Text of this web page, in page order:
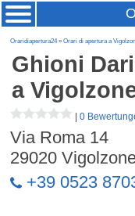
Oraridiapertura24»Orari di apertura a
Ghioni
a
|0
Via Roma 14
29020
+39 0523